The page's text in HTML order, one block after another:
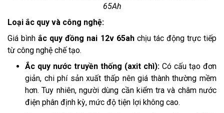
65Ah
Loại ắc quy và công nghệ:
Giá bìnhắc quy đồng nai 12v 65ahchịu tác động trực tiếp
từ công nghệ chế tạo.
Ắc quy nước truyền thống (axit chì): Có cấu tạo đơn
giản, chi phí sản xuất thấp nên giá thành thường mềm
hơn. Tuy nhiên, người dùng cần kiểm tra và châm nước
điện phân định kỳ, mức độ tiện lợi không cao.